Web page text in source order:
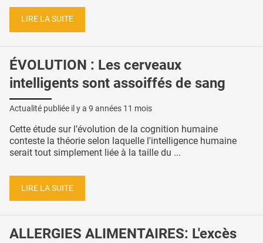
LIRE LA SUITE
ÉVOLUTION : Les cerveaux
intelligents sont assoiffés de sang
Actualité publiée il y a 9 années 11 mois
Cette étude sur l’évolution de la cognition humaine
conteste la théorie selon laquelle l'intelligence humaine
serait tout simplement liée à la taille du ...
LIRE LA SUITE
ALLERGIES ALIMENTAIRES: L'excès